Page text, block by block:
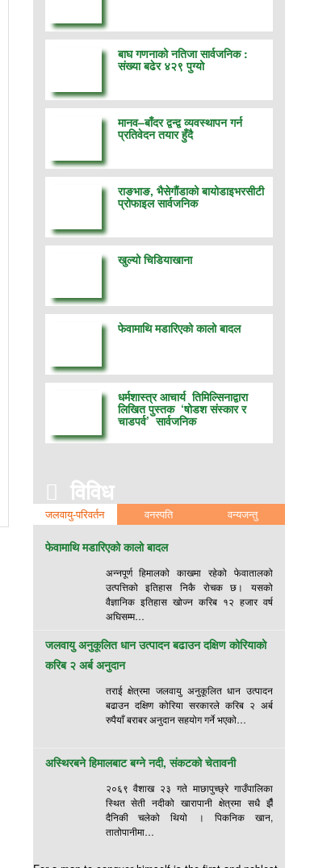
बाघ गणनाको नतिजा सार्वजनिक :
संख्या बढेर ४२९ पुग्यो
मानव–बाँदर द्वन्द्व व्यवस्थापन गर्न
प्रतिवेदन तयार हुँदै
राङभाङ, भैसेगौंडाको बायोडाइभरसीटी
प्रोफाइल सार्वजनिक
खुल्यो चिडियाखाना
फेवामाथि मडारिएको कालो बादल
धर्मशास्त्र आचार्य तिमिल्सिनाद्वारा
लिखित पुस्तक ‘षोडश संस्कार र
चाडपर्व’ सार्वजनिक
विविध
जलवायु-परिवर्तन वनस्पति वन्यजन्तु
फेवामाथि मडारिएको कालो बादल
अन्नपूर्ण हिमालको काखमा रहेको फेवातालको
उत्पत्तिको इतिहास निकै रोचक छ। यसको
वैज्ञानिक इतिहास खोज्न करिब १२ हजार वर्ष
अघिसम्म…
जलवायु अनुकूलित धान उत्पादन बढाउन दक्षिण कोरियाको
करिब २ अर्ब अनुदान
तराई क्षेत्रमा जलवायु अनुकूलित धान उत्पादन
बढाउन दक्षिण कोरिया सरकारले करिब २ अर्ब
रुपैयाँ बराबर अनुदान सहयोग गर्ने भएको…
अस्थिरबने हिमालबाट बग्ने नदी, संकटको चेतावनी
२०६९ वैशाख २३ गते माछापुच्छ्रे गाउँपालिका
स्थित सेती नदीको खारापानी क्षेत्रमा सधै झैँ
दैनिकी चलेको थियो । पिकनिक खान,
तातोपानीमा…